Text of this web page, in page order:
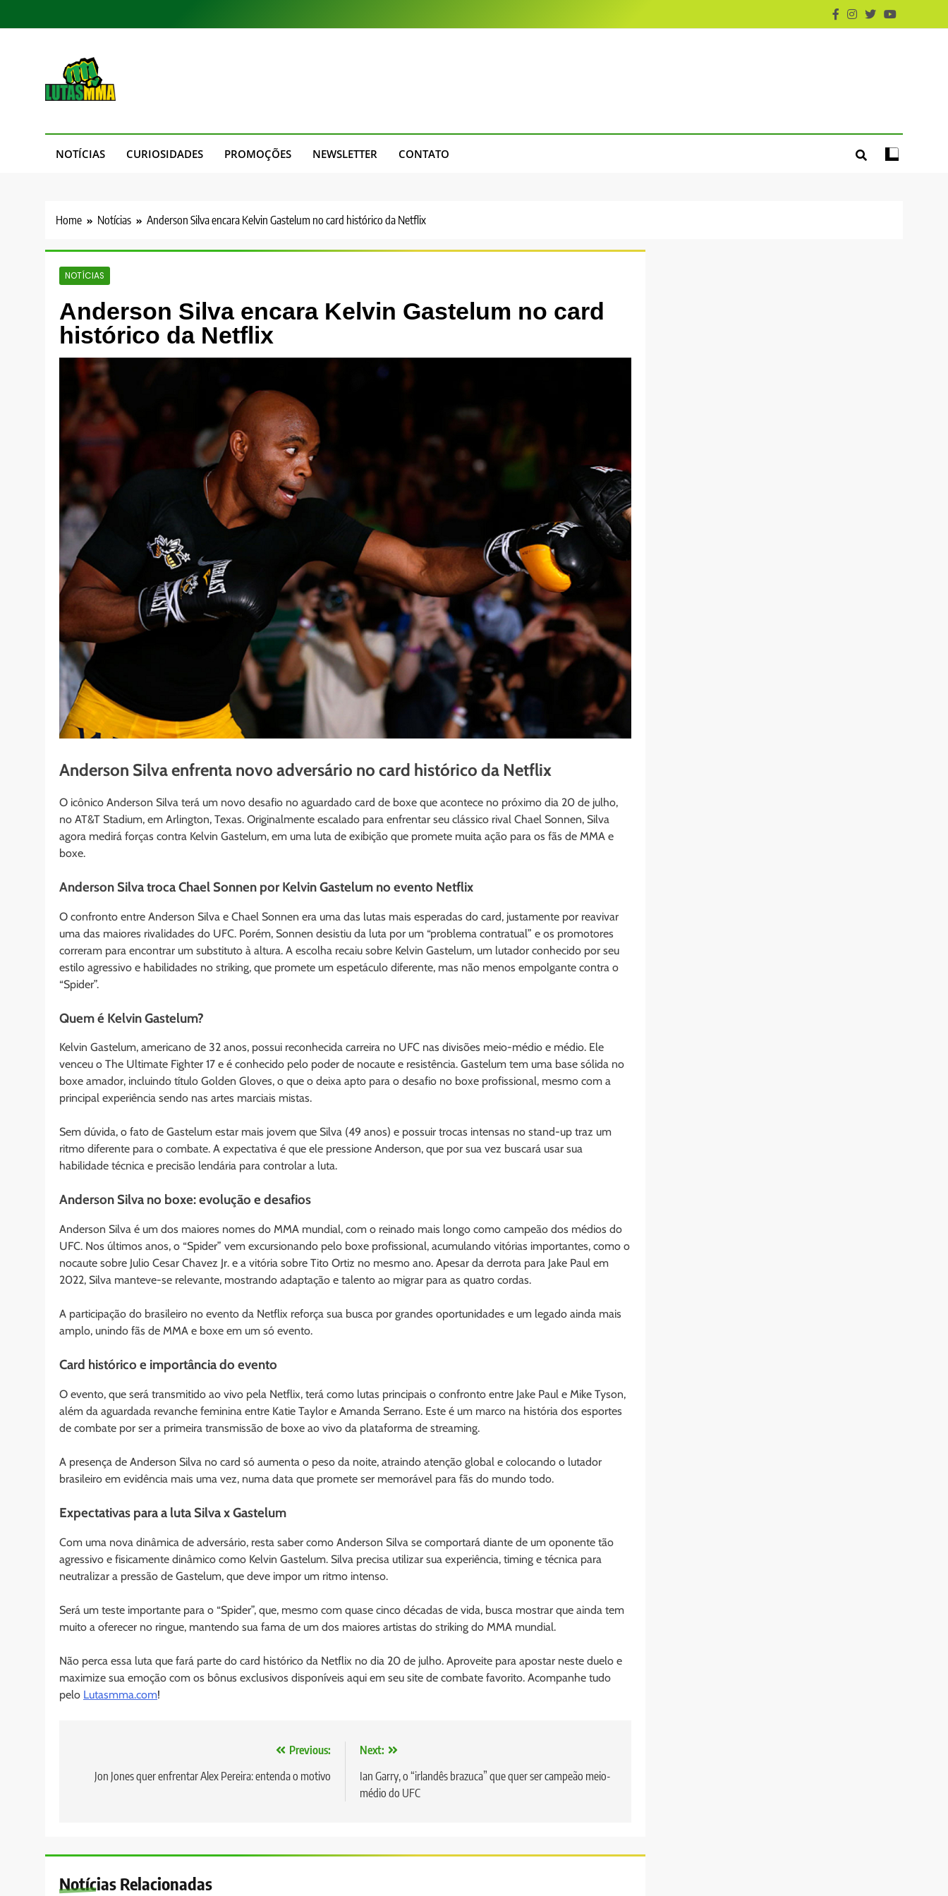
to
NOTÍCIAS CURIOSIDADES PROMOÇÕES NEWSLETTER CONTATO
Home Notícias Anderson Silva encara Kelvin Gastelum no card histórico da Netflix
NOTÍCIAS
Anderson Silva encara Kelvin Gastelum no card
histórico da Netflix
Anderson Silva enfrenta novo adversário no card histórico da Netflix
O icônico Anderson Silva terá um novo desafio no aguardado card de boxe que acontece no próximo dia 20 de julho,
no AT&T Stadium, em Arlington, Texas. Originalmente escalado para enfrentar seu clássico rival Chael Sonnen, Silva
agora medirá forças contra Kelvin Gastelum, em uma luta de exibição que promete muita ação para os fãs de MMA e
boxe.
Anderson Silva troca Chael Sonnen por Kelvin Gastelum no evento Netflix
O confronto entre Anderson Silva e Chael Sonnen era uma das lutas mais esperadas do card, justamente por reavivar
uma das maiores rivalidades do UFC. Porém, Sonnen desistiu da luta por um “problema contratual” e os promotores
correram para encontrar um substituto à altura. A escolha recaiu sobre Kelvin Gastelum, um lutador conhecido por seu
estilo agressivo e habilidades no striking, que promete um espetáculo diferente, mas não menos empolgante contra o
“Spider”.
Quem é Kelvin Gastelum?
Kelvin Gastelum, americano de 32 anos, possui reconhecida carreira no UFC nas divisões meio-médio e médio. Ele
venceu o The Ultimate Fighter 17 e é conhecido pelo poder de nocaute e resistência. Gastelum tem uma base sólida no
boxe amador, incluindo título Golden Gloves, o que o deixa apto para o desafio no boxe profissional, mesmo com a
principal experiência sendo nas artes marciais mistas.
Sem dúvida, o fato de Gastelum estar mais jovem que Silva (49 anos) e possuir trocas intensas no stand-up traz um
ritmo diferente para o combate. A expectativa é que ele pressione Anderson, que por sua vez buscará usar sua
habilidade técnica e precisão lendária para controlar a luta.
Anderson Silva no boxe: evolução e desafios
Anderson Silva é um dos maiores nomes do MMA mundial, com o reinado mais longo como campeão dos médios do
UFC. Nos últimos anos, o “Spider” vem excursionando pelo boxe profissional, acumulando vitórias importantes, como o
nocaute sobre Julio Cesar Chavez Jr. e a vitória sobre Tito Ortiz no mesmo ano. Apesar da derrota para Jake Paul em
2022, Silva manteve-se relevante, mostrando adaptação e talento ao migrar para as quatro cordas.
A participação do brasileiro no evento da Netflix reforça sua busca por grandes oportunidades e um legado ainda mais
amplo, unindo fãs de MMA e boxe em um só evento.
Card histórico e importância do evento
O evento, que será transmitido ao vivo pela Netflix, terá como lutas principais o confronto entre Jake Paul e Mike Tyson,
além da aguardada revanche feminina entre Katie Taylor e Amanda Serrano. Este é um marco na história dos esportes
de combate por ser a primeira transmissão de boxe ao vivo da plataforma de streaming.
A presença de Anderson Silva no card só aumenta o peso da noite, atraindo atenção global e colocando o lutador
brasileiro em evidência mais uma vez, numa data que promete ser memorável para fãs do mundo todo.
Expectativas para a luta Silva x Gastelum
Com uma nova dinâmica de adversário, resta saber como Anderson Silva se comportará diante de um oponente tão
agressivo e fisicamente dinâmico como Kelvin Gastelum. Silva precisa utilizar sua experiência, timing e técnica para
neutralizar a pressão de Gastelum, que deve impor um ritmo intenso.
Será um teste importante para o “Spider”, que, mesmo com quase cinco décadas de vida, busca mostrar que ainda tem
muito a oferecer no ringue, mantendo sua fama de um dos maiores artistas do striking do MMA mundial.
Não perca essa luta que fará parte do card histórico da Netflix no dia 20 de julho. Aproveite para apostar neste duelo e
maximize sua emoção com os bônus exclusivos disponíveis aqui em seu site de combate favorito. Acompanhe tudo
pelo Lutasmma.com!
Previous:
Jon Jones quer enfrentar Alex Pereira: entenda o motivo
Next:
Ian Garry, o “irlandês brazuca” que quer ser campeão meio-
médio do UFC
Notícias Relacionadas